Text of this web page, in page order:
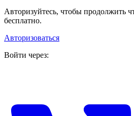
Авторизуйтесь, чтобы продолжить
бесплатно.
Авторизоваться
Войти через: